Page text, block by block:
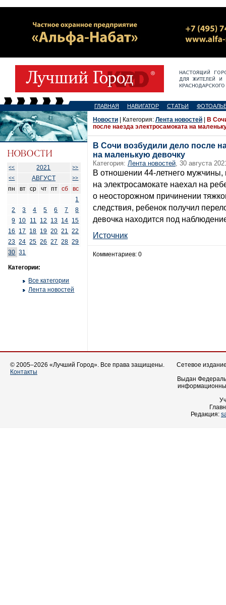
ГЛАВНАЯ НАВИГАТОР СТАТЬИ
<< 2021
>>
<<
АВГУСТ >>
пн вт ср чт пт сб
вс
1
2
3 4 5 6 7
8
9 10 11 12 13 14 15
16
17 18 19 20 21
22
23 24 25 26 27 28 29
30 31
Категории:
Все категории
Лента новостей
Новости | Категория: Лента новостей
В
после наезда электросамоката на
В Сочи возбудили дело после
на маленькую девочку
Категория: Лента новостей, 30 августа
В отношении 44-летнего мужчины,
на электросамокате наехал на
о неосторожном причинении
следствия, ребенок получил
девочка находится под
Источник
Комментариев: 0
© 2005–2026 «Лучший Город». Все права защищены.
Контакты
Сетевое
Выдан
Редакция: